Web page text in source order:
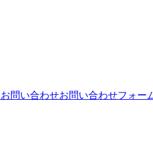
お問い合わせお問い合わせフォー